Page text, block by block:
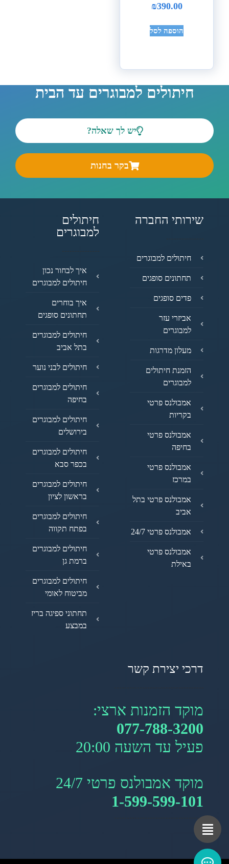
₪390.00
הוספה לסל
חיתולים למבוגרים עד הבית
יש לך שאלה?
בקר בחנות
שירותי החברה
חיתולים למבוגרים
תחתונים סופגים
פדים סופגים
אביזרי עזר
למבוגרים
מעלון מדרגות
הזמנת חיתולים
למבוגרים
אמבולנס פרטי
בקריות
אמבולנס פרטי
בחיפה
אמבולנס פרטי
במרכז
אמבולנס פרטי בתל
אביב
אמבולנס פרטי 24/7
אמבולנס פרטי
באילת
חיתולים
למבוגרים
איך לבחור נכון
חיתולים למבוגרים
איך בוחרים
תחתונים סופגים
חיתולים למבוגרים
בתל אביב
חיתולים לבני נוער
חיתולים למבוגרים
בחיפה
חיתולים למבוגרים
בירושלים
חיתולים למבוגרים
בכפר סבא
חיתולים למבוגרים
בראשון לציון
חיתולים למבוגרים
בפתח תקווה
חיתולים למבוגרים
ברמת גן
חיתולים למבוגרים
מביטוח לאומי
תחתוני ספיגה בריז
במבצע
דרכי יצירת קשר
מוקד הזמנות ארצי:
077-788-3200
פעיל עד השעה 20:00
מוקד אמבולנס פרטי 24/7
1-599-599-101